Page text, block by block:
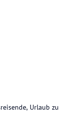
Urlaub zu